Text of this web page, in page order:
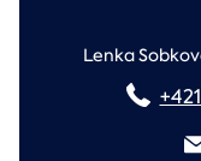
Lenka